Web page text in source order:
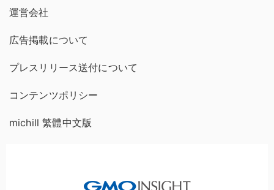
運営会社
広告掲載について
プレスリリース送付について
コンテンツポリシー
michill 繁體中文版